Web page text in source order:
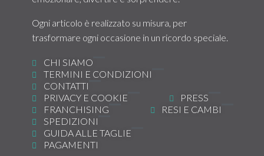
Ogni articolo è realizzato su misura, per
trasformare ogni occasione in un ricordo speciale.
CHI SIAMO
TERMINI E CONDIZIONI
CONTATTI
PRIVACY E COOKIE
PRESS
FRANCHISING
RESI E CAMBI
SPEDIZIONI
GUIDA ALLE TAGLIE
PAGAMENTI